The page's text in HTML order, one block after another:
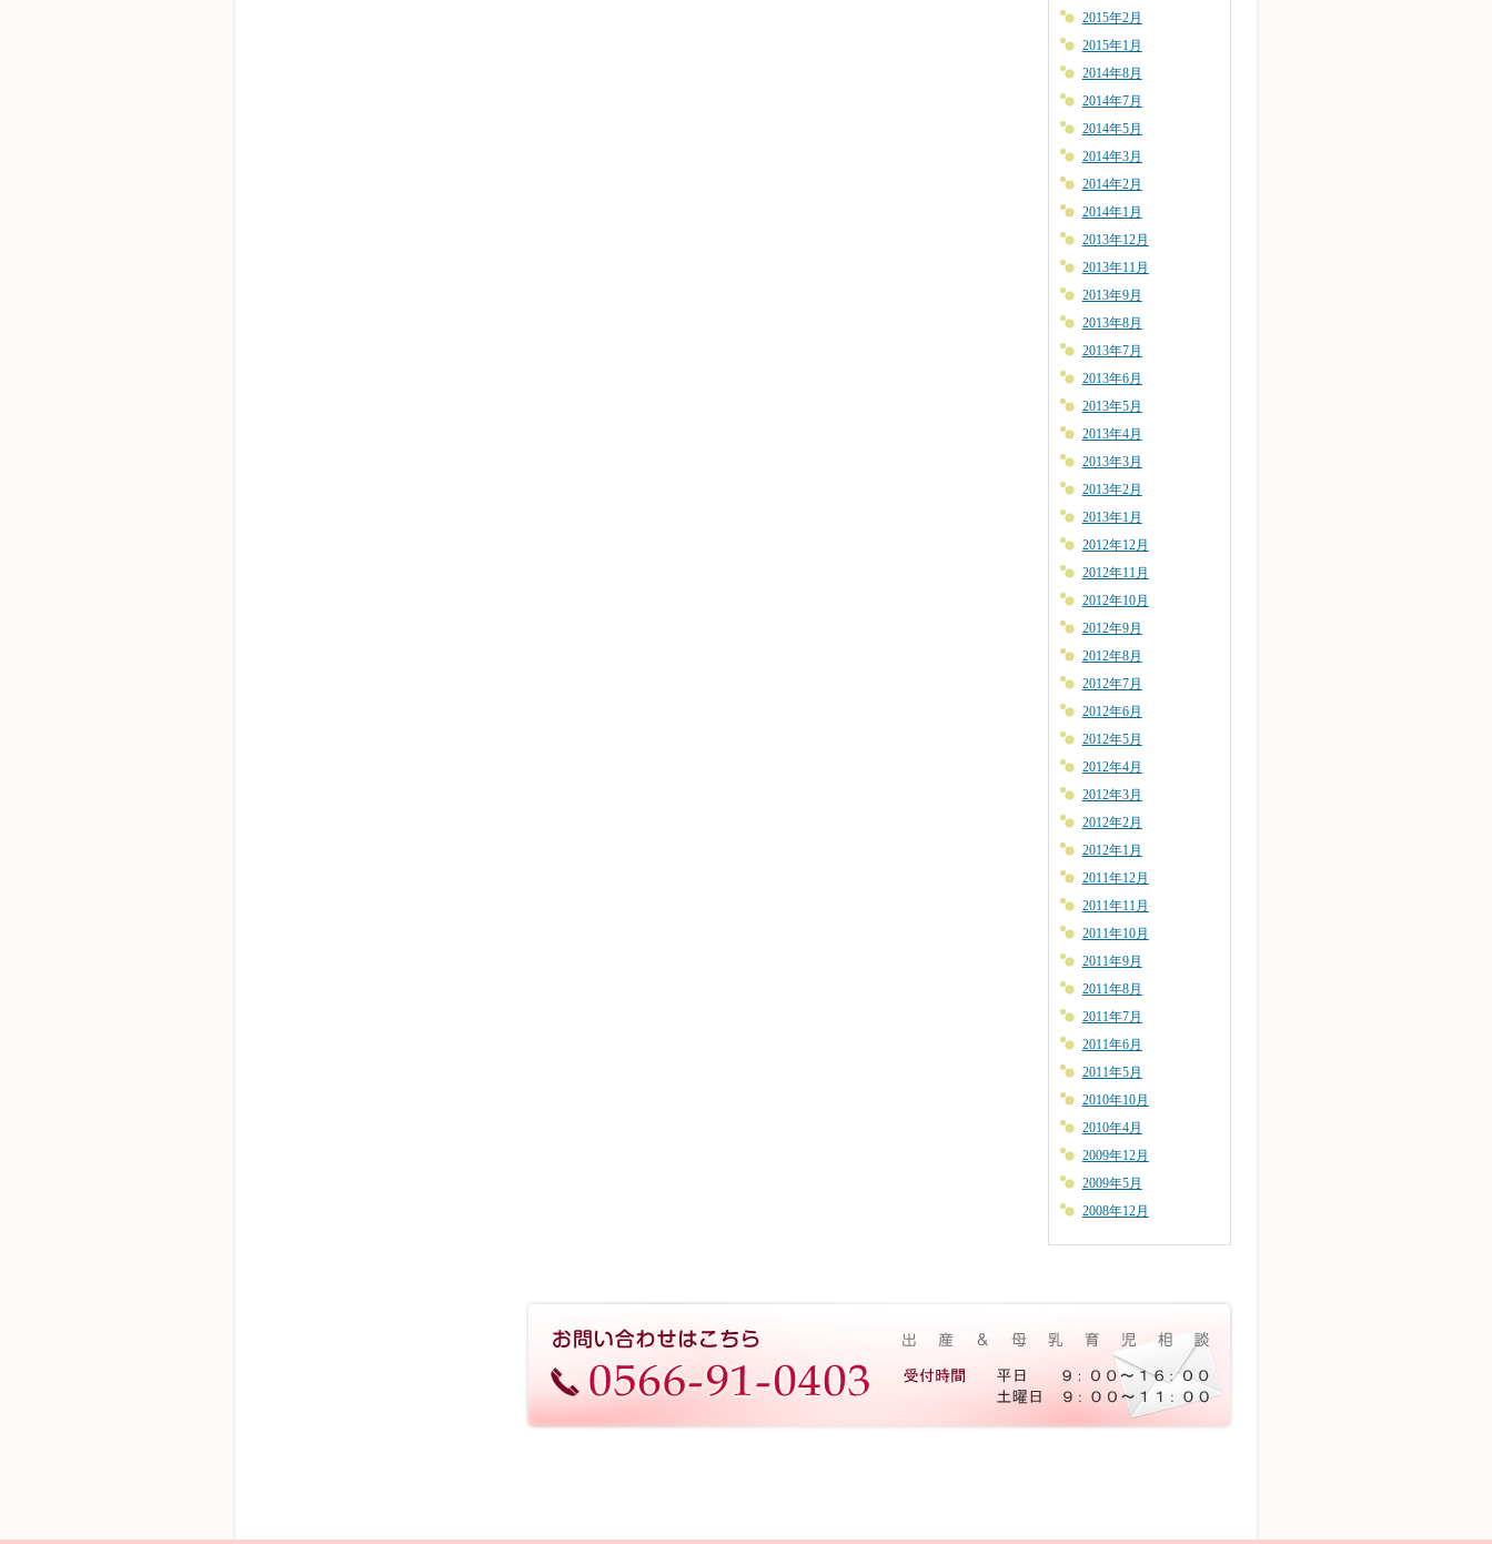
2015年2月
2015年1月
2014年8月
2014年7月
2014年5月
2014年3月
2014年2月
2014年1月
2013年12月
2013年11月
2013年9月
2013年8月
2013年7月
2013年6月
2013年5月
2013年4月
2013年3月
2013年2月
2013年1月
2012年12月
2012年11月
2012年10月
2012年9月
2012年8月
2012年7月
2012年6月
2012年5月
2012年4月
2012年3月
2012年2月
2012年1月
2011年12月
2011年11月
2011年10月
2011年9月
2011年8月
2011年7月
2011年6月
2011年5月
2010年10月
2010年4月
2009年12月
2009年5月
2008年12月